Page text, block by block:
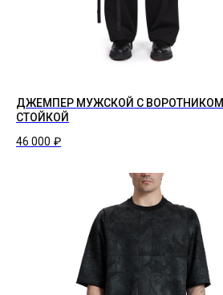
ДЖЕМПЕР МУЖСКОЙ С ВОРОТНИКОМ
СТОЙКОЙ
46 000 ₽